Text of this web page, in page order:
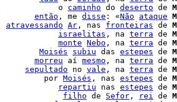
|            o caminho do deserto de
então , me disse : «Não ataque
atravessando Ar , nas fronteiras de
israelitas , na terra de
monte Nebo , na terra de
Moisés subiu das estepes de
morreu aí mesmo , na terra de
sepultado no vale , na terra de
|         por Moisés , nas estepes de
repartiu nas estepes de
filho de Sefor , rei de